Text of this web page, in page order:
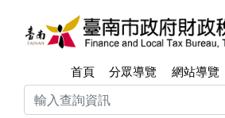
跳到主要內容區塊
首頁 分眾導覽 網站導覽